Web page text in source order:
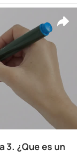
3. ¿Que es un